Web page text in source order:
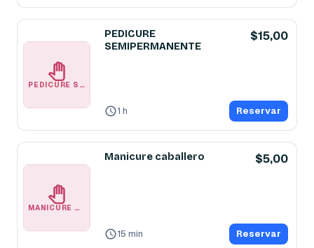
PEDICURE SEMIPERMANENTE
PEDICURE
SEMIPERMANENTE
$15,00
1 h Reservar
MANICURE CABALLERO
Manicure caballero $5,00
15 min Reservar